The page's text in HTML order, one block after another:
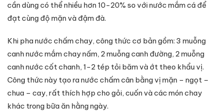
cần dùng có thể nhiều hơn 10-20% so với nước mắm cá để
đạt cùng độ mặn và đậm đà.
Khi pha nước chấm chay, công thức cơ bản gồm: 3 muỗng
canh nước mắm chay nấm, 2 muỗng canh đường, 2 muỗng
canh nước cốt chanh, 1-2 tép tỏi băm và ớt theo khẩu vị.
Công thức này tạo ra nước chấm cân bằng vị mặn – ngọt –
chua – cay, rất thích hợp cho gỏi, cuốn và các món chay
khác trong bữa ăn hằng ngày.